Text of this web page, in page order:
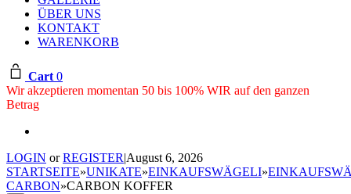
ÜBER UNS
KONTAKT
WARENKORB
Cart 0
Wir akzeptieren momentan 50 bis 100% WIR auf den ganzen
Betrag
LOGIN orREGISTER|August 6, 2026
STARTSEITE»UNIKATE»EINKAUFSWÄGELI»
CARBON»CARBON KOFFER